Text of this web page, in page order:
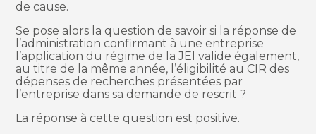
de cause.
Se pose alors la question de savoir si la réponse de
l’administration confirmant à une entreprise
l’application du régime de la JEI valide également,
au titre de la même année, l’éligibilité au CIR des
dépenses de recherches présentées par
l’entreprise dans sa demande de rescrit ?
La réponse à cette question est positive.